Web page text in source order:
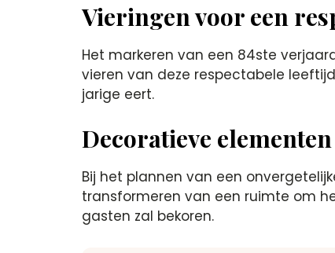
Vieringen voor een
Het markeren van een 84ste
vieren van deze respectabele
jarige eert.
Decoratieve
Bij het plannen van een
transformeren van een ruimte om
gasten zal bekoren.